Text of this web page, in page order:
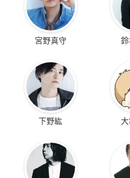
宮野真守
下野紘